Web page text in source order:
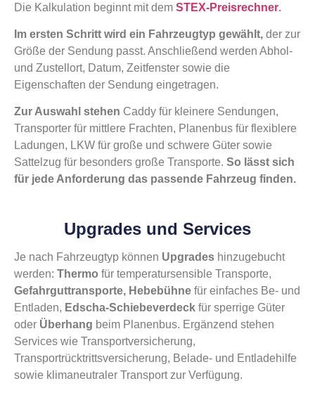
Die Kalkulation beginnt mit dem STEX-Preisrechner.
Im ersten Schritt wird ein Fahrzeugtyp gewählt, der zur
Größe der Sendung passt. Anschließend werden Abhol-
und Zustellort, Datum, Zeitfenster sowie die
Eigenschaften der Sendung eingetragen.
Zur Auswahl stehen Caddy für kleinere Sendungen,
Transporter für mittlere Frachten, Planenbus für flexiblere
Ladungen, LKW für große und schwere Güter sowie
Sattelzug für besonders große Transporte. So lässt sich
für jede Anforderung das passende Fahrzeug finden.
Upgrades und Services
Je nach Fahrzeugtyp können Upgrades hinzugebucht
werden: Thermo für temperatursensible Transporte,
Gefahrguttransporte, Hebebühne für einfaches Be- und
Entladen, Edscha-Schiebeverdeck für sperrige Güter
oder Überhang beim Planenbus. Ergänzend stehen
Services wie Transportversicherung,
Transportrücktrittsversicherung, Belade- und Entladehilfe
sowie klimaneutraler Transport zur Verfügung.